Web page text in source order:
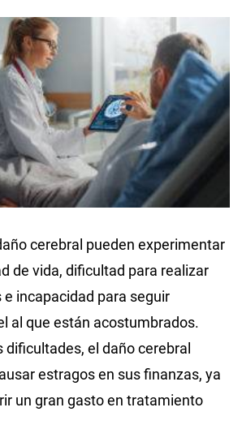
cerebral pueden experimentar
de vida, dificultad para realizar
incapacidad para seguir
al que están acostumbrados.
el daño cerebral
estragos en sus finanzas, ya
un gran gasto en tratamiento